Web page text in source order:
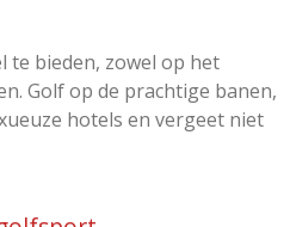
te bieden, zowel op het
Golf op de prachtige banen,
hotels en vergeet niet